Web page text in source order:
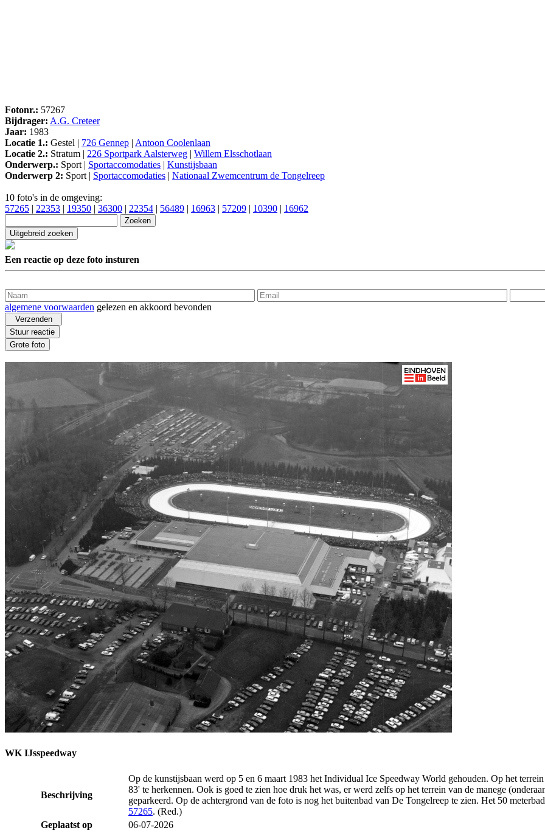
Fotonr.: 57267
Bijdrager: A.G. Creteer
Jaar: 1983
Locatie 1.: Gestel | 726 Gennep Antoon Coolenlaan
Locatie 2.: Stratum | 226 Sportpark Aalsterweg
Willem Elsschotlaan
Onderwerp.: Sport | Sportaccomodaties
Kunstijsbaan
Onderwerp 2: Sport | Sportaccomodaties Nationaal Zwemcentrum de Tongelreep
10 foto's in de omgeving:
57265
22353 19350 36300 22354 56489 16963 57209 10390 16962
Een reactie op deze foto insturen
algemene voorwaarden gelezen en akkoord bevonden
WK IJsspeedway
Beschrijving
Op de kunstijsbaan werd op 5 en 6 maart 1983 het Individual Ice Speedway World gehouden. Op het
83' te herkennen. Ook is goed te zien hoe druk het was, er werd zelfs op het terrein van de manege
geparkeerd. Op de achtergrond van de foto is nog het buitenbad van De Tongelreep te zien. Het 50
57265. (Red.)
Geplaatst op
06-07-2026